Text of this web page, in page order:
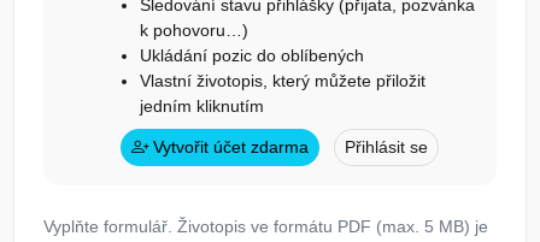
Sledování stavu přihlášky (přijata, pozvánka
k pohovoru…)
Ukládání pozic do oblíbených
Vlastní životopis, který můžete přiložit
jedním kliknutím
Vytvořit účet zdarma Přihlásit se
Vyplňte formulář. Životopis ve formátu PDF (max. 5 MB) je